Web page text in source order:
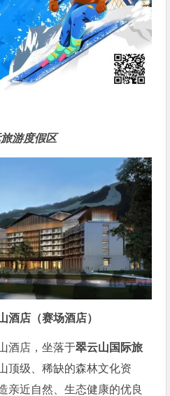
游度假区
酒店（赛场酒店）
酒店，坐落于翠云山国际旅
顶级、稀缺的森林文化资
亲近自然、生态健康的优良